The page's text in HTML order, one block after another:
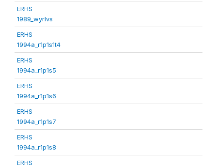
ERHS
1989_wyrlvs
ERHS
1994a_r1p1s1t4
ERHS
1994a_r1p1s5
ERHS
1994a_r1p1s6
ERHS
1994a_r1p1s7
ERHS
1994a_r1p1s8
ERHS